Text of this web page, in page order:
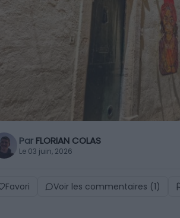
Par FLORIAN COLAS
Le 03 juin, 2026
Favori Voir les commentaires (1)